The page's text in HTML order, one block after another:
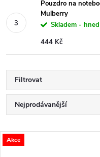
Pouzdro na
Mulberry
Skladem -
444 Kč
Filtrovat
Ř
a
Nejprodávanější
Nejdražší
V
Akce